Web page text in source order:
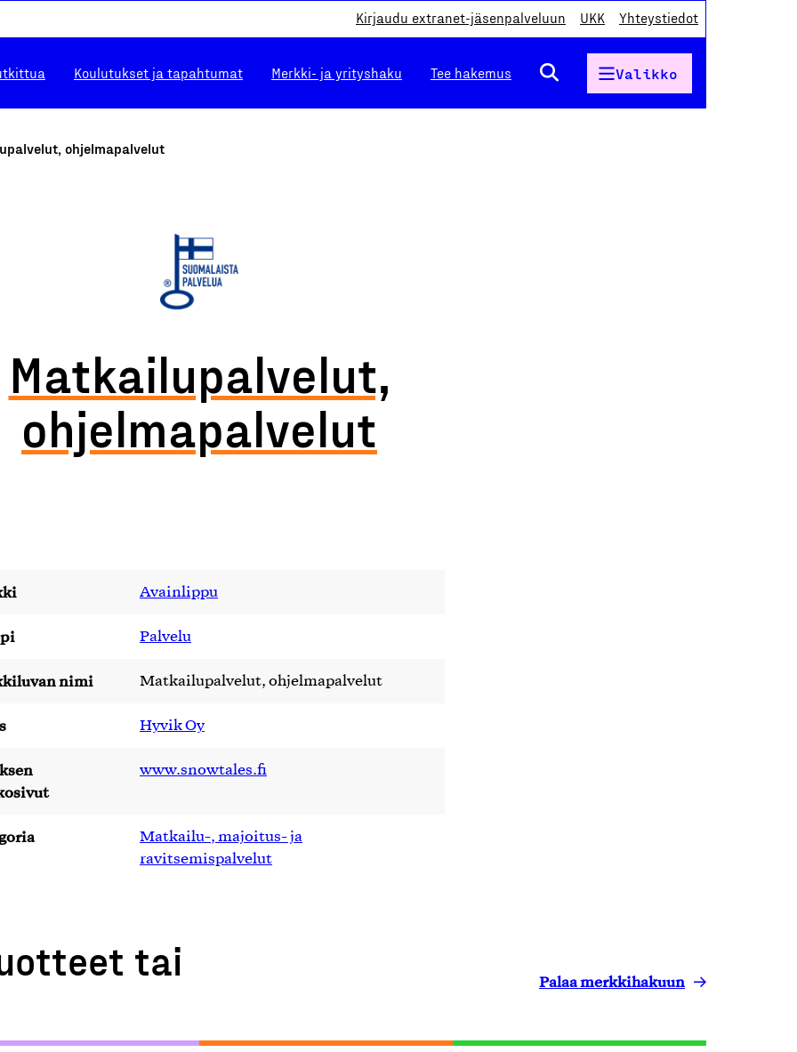
Kirjaudu extranet-jäsenpalveluun UKK Yhteystiedot
Koulutukset ja tapahtumat Merkki- ja yrityshaku Tee hakemus Valikko
ohjelmapalvelut
Matkailupalvelut,
ohjelmapalvelut
Avainlippu
Palvelu
nimi Matkailupalvelut, ohjelmapalvelut
Hyvik Oy
www.snowtales.fi
Matkailu-, majoitus- ja
ravitsemispalvelut
tai
Palaa merkkihakuun